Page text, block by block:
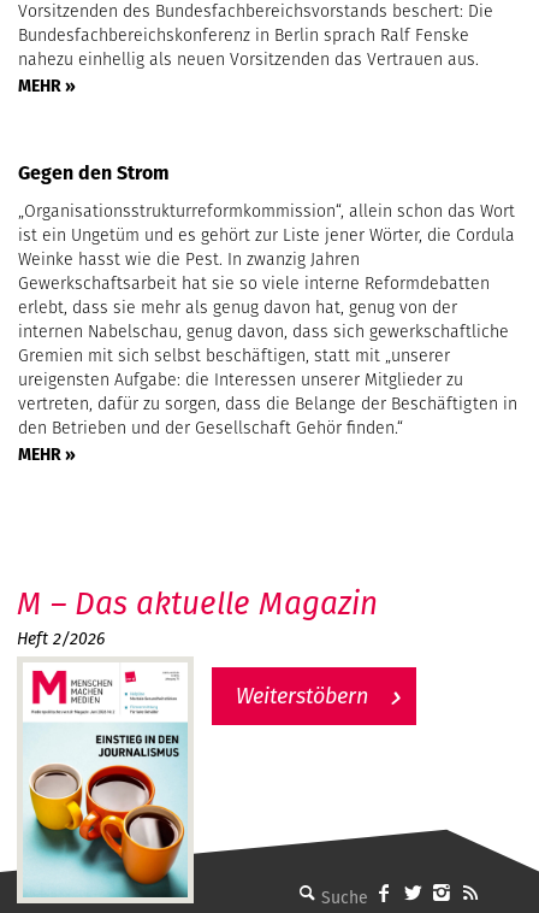
Vorsitzenden des Bundesfachbereichsvorstands beschert: Die
Bundesfachbereichskonferenz in Berlin sprach Ralf Fenske
nahezu einhellig als neuen Vorsitzenden das Vertrauen aus.
MEHR »
Gegen den Strom
„Organisationsstrukturreformkommission“, allein schon das Wort
ist ein Ungetüm und es gehört zur Liste jener Wörter, die Cordula
Weinke hasst wie die Pest. In zwanzig Jahren
Gewerkschaftsarbeit hat sie so viele interne Reformdebatten
erlebt, dass sie mehr als genug davon hat, genug von der
internen Nabelschau, genug davon, dass sich gewerkschaftliche
Gremien mit sich selbst beschäftigen, statt mit „unserer
ureigensten Aufgabe: die Interessen unserer Mitglieder zu
vertreten, dafür zu sorgen, dass die Belange der Beschäftigten in
den Betrie­ben und der Gesellschaft Gehör finden.“
MEHR »
MMM - Menschen machen Medien
M – Das aktuelle Magazin
Heft 2/2026
Weiterstöbern